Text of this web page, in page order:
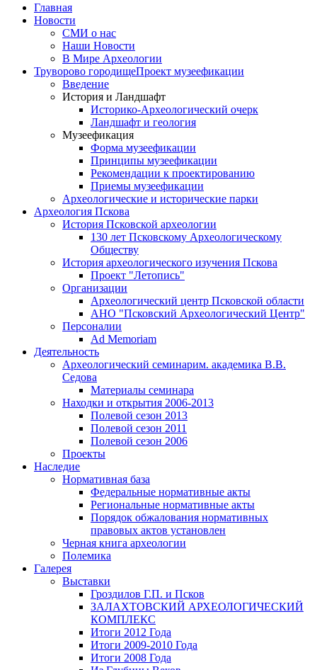
Главная
Новости
СМИ о нас
Наши Новости
В Мире Археологии
Труворово городищеПроект музеефикации
Введение
История и Ландшафт
Историко-Археологический очерк
Ландшафт и геология
Музеефикация
Форма музеефикации
Принципы музеефикации
Рекомендации к проектированию
Приемы музеефикации
Археологические и исторические парки
Археология Пскова
История Псковской археологии
130 лет Псковскому Археологическому
Обществу
История археологического изучения Пскова
Проект "Летопись"
Организации
Археологический центр Псковской области
АНО "Псковский Археологический Центр"
Персоналии
Ad Memoriam
Деятельность
Археологический семинарим. академика В.В.
Седова
Материалы семинара
Находки и открытия 2006-2013
Полевой сезон 2013
Полевой сезон 2011
Полевой сезон 2006
Проекты
Наследие
Нормативная база
Федеральные нормативные акты
Региональные нормативные акты
Порядок обжалования нормативных
правовых актов установлен
Черная книга археологии
Полемика
Галерея
Выставки
Гроздилов Г.П. и Псков
ЗАЛАХТОВСКИЙ АРХЕОЛОГИЧЕСКИЙ
КОМПЛЕКС
Итоги 2012 Года
Итоги 2009-2010 Года
Итоги 2008 Года